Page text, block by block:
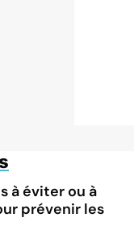
à éviter ou à
prévenir les